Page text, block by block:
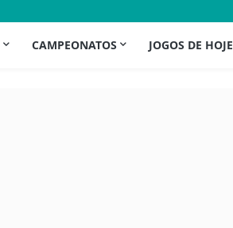
CAMPEONATOS JOGOS DE HOJE